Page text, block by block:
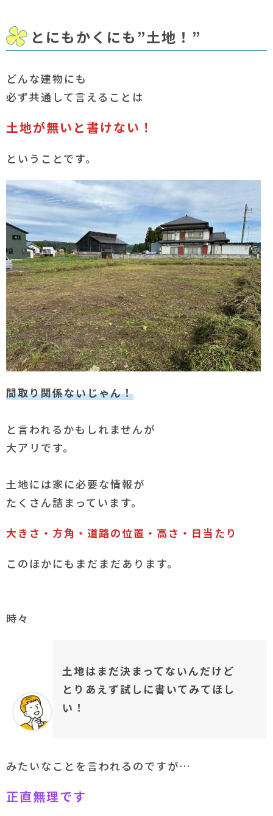
とにもかくにも”土地！”
どんな建物にも
必ず共通して言えることは
土地が無いと書けない！
ということです。
間取り関係ないじゃん！
と言われるかもしれませんが
大アリです。
土地には家に必要な情報が
たくさん詰まっています。
大きさ・方角・道路の位置・高さ・日当たり
このほかにもまだまだあります。
時々
土地はまだ決まってないんだけど
とりあえず試しに書いてみてほし
い！
みたいなことを言われるのですが…
正直無理です